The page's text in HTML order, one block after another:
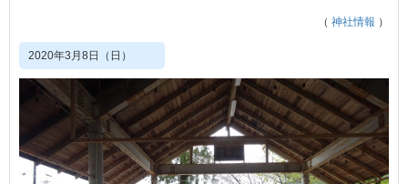
（ 神社情報 ）
2020年3月8日（日）